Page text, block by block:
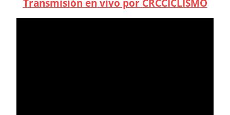
Transmisión en vivo por CRCCICLISMO